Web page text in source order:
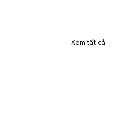
Xem tất cả